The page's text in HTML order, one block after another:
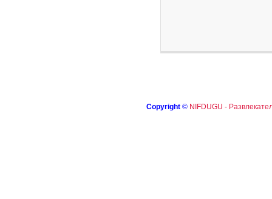
Copyright © NIFDUGU -